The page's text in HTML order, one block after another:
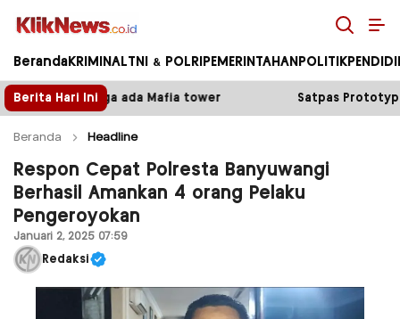
Kliknews.co.id
Beranda KRIMINAL TNI & POLRI PEMERINTAHAN POLITIK
Berita Hari Ini Satpas Prototype Polres Malang Perketat
Beranda Headline
Respon Cepat Polresta Banyuwangi
Berhasil Amankan 4 orang Pelaku
Pengeroyokan
Januari 2, 2025 07:59
Redaksi